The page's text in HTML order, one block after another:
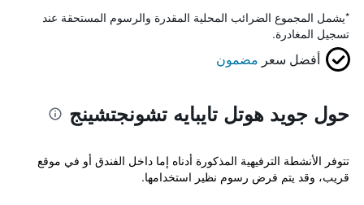
*يشمل المجموع الضرائب المحلية المقدرة والرسوم المستحقة عند
تسجيل المغادرة.
أفضل سعر مضمون
حول جويد هوتل تايبايه تشونجتشينج
تتوفر الأنشطة الترفيهية المذكورة أدناه إما داخل الفندق أو في موقع
قريب، وقد يتم فرض رسوم نظير استخدامها.